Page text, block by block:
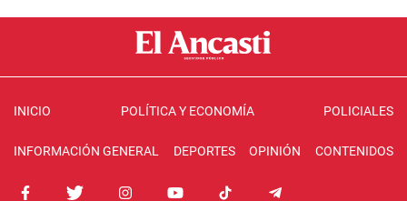
INICIO POLÍTICA Y ECONOMÍA POLICIALES
INFORMACIÓN GENERAL DEPORTES OPINIÓN CONTENIDOS